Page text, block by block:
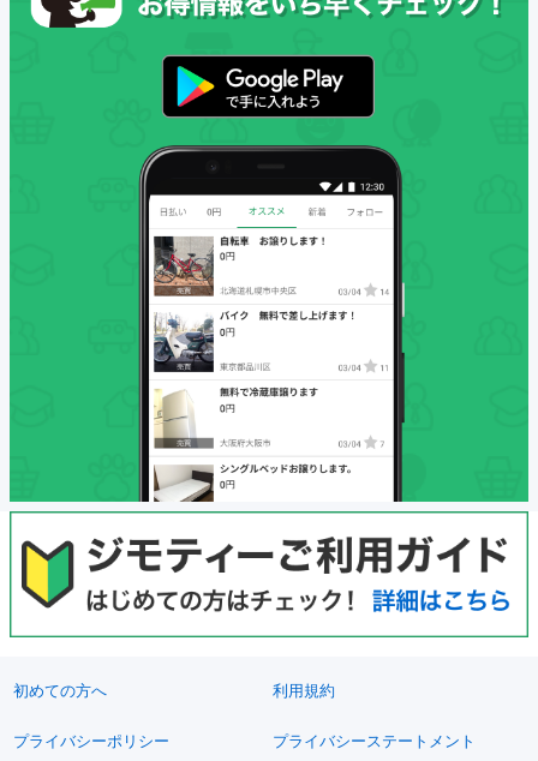
初めての方へ 利用規約
プライバシーポリシー プライバシーステートメント